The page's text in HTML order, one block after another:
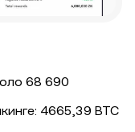
68 690
4665,39 BTC